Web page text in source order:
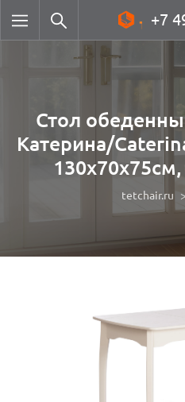
+7
Стол
Катерина/
tetchair.ru